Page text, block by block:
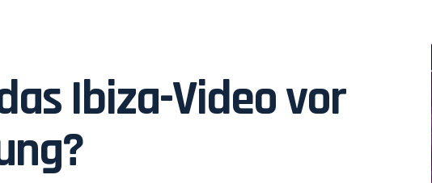
Ibiza-Video vor